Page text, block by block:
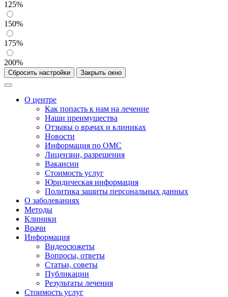
125%
150%
175%
200%
Сбросить настройки Закрыть окно
О центре
Как попасть к нам на лечение
Наши преимущества
Отзывы о врачах и клиниках
Новости
Информация по ОМС
Лицензии, разрешения
Вакансии
Стоимость услуг
Юридическая информация
Политика защиты персональных данных
О заболеваниях
Методы
Клиники
Врачи
Информация
Видеосюжеты
Вопросы, ответы
Статьи, советы
Публикации
Результаты лечения
Стоимость услуг